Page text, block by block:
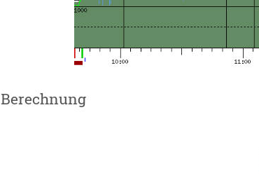
Berechnung